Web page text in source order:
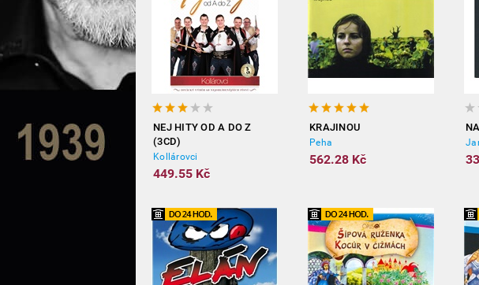
NEJ HITY OD A DO Z
(3CD)
Kollárovci
449.55 Kč
KRAJINOU
Peha
562.28 Kč